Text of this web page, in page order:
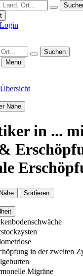
Suchen
Menu
Nähe
in ...
Nähe Sortieren
in der zweiten
Migräne